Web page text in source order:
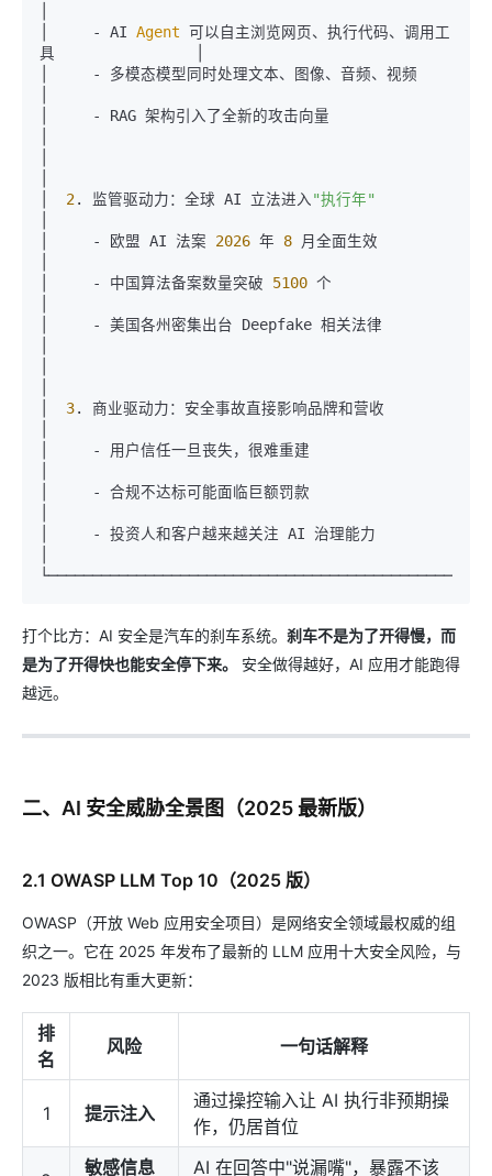
│     - AI Agent 可以自主浏览网页、执行代码、调用工
具                │
│     - 多模态模型同时处理文本、图像、音频、视频
│     - RAG 架构引入了全新的攻击向量
2. 监管驱动力：全球 AI 立法进入 "执行年"
│     - 欧盟 AI 法案 2026 年 8 月全面生效
│     - 中国算法备案数量突破 5100 个
│     - 美国各州密集出台 Deepfake 相关法律
3. 商业驱动力：安全事故直接影响品牌和营收
│     - 用户信任一旦丧失，很难重建
│     - 合规不达标可能面临巨额罚款
│     - 投资人和客户越来越关注 AI 治理能力
打个比方：AI 安全是汽车的刹车系统。 刹车不是为了开得慢，而
是为了开得快也能安全停下来。
安全做得越好，AI 应用才能跑得
越远。
二、AI 安全威胁全景图（2025 最新版）
2.1 OWASP LLM Top 10（2025 版）
OWASP（开放 Web 应用安全项目）是网络安全领域最权威的组
织之一。它在 2025 年发布了最新的 LLM 应用十大安全风险，与
2023 版相比有重大更新：
排
名
风险 一句话解释
1 提示注入
通过操控输入让 AI 执行非预期操
作，仍居首位
敏感信息
AI 在回答中"说漏嘴"，暴露不该